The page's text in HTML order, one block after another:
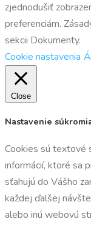
zjednodušiť
preferenciám.
sekcii Dokumenty.
Cookie nastavenia
Close
Nastavenie
Cookies sú textové
informácií, ktoré sa
sťahujú do Vášho
každej ďalšej
alebo inú webovú